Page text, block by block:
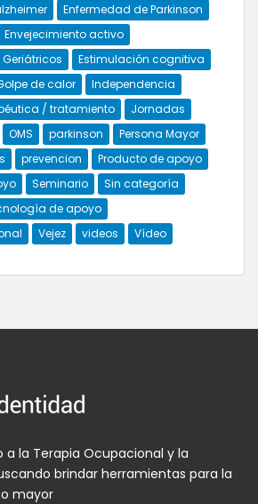
Enfermedad de Parkinson
Envejecimiento activo
Estimulación cognitiva
de calor
Independencia
/ tratamiento
Jornadas
OMS parkinson
Persona Mayor
prevencion
Producto de apoyo
Seminario
Sin categoría
de apoyo
Vejez videos Vídeo
a la Terapia Ocupacional y la
brindar herramientas para la
mayor